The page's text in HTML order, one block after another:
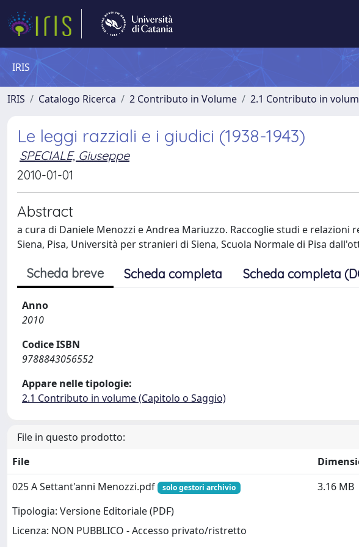
IRIS
IRIS Catalogo Ricerca 2 Contributo in Volume 2.1 Contributo in
Le leggi razziali e i giudici (1938-1943)
SPECIALE, Giuseppe
2010-01-01
Abstract
a cura di Daniele Menozzi e Andrea Mariuzzo. Raccoglie studi e
Siena, Pisa, Università per stranieri di Siena, Scuola Normale di Pisa
Scheda breve Scheda completa Scheda completa
Anno
2010
Codice ISBN
9788843056552
Appare nelle tipologie:
2.1 Contributo in volume (Capitolo o Saggio)
File in questo prodotto:
File
025 A Settant'anni Menozzi.pdf
solo gestori archivio
Tipologia: Versione Editoriale (PDF)
Licenza: NON PUBBLICO - Accesso privato/ristretto
3.16 MB